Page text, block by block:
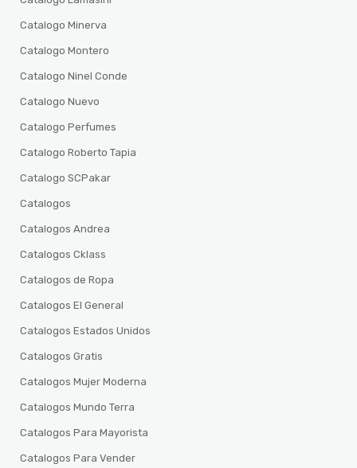
Catalogo Minerva
Catalogo Montero
Catalogo Ninel Conde
Catalogo Nuevo
Catalogo Perfumes
Catalogo Roberto Tapia
Catalogo SCPakar
Catalogos
Catalogos Andrea
Catalogos Cklass
Catalogos de Ropa
Catalogos El General
Catalogos Estados Unidos
Catalogos Gratis
Catalogos Mujer Moderna
Catalogos Mundo Terra
Catalogos Para Mayorista
Catalogos Para Vender